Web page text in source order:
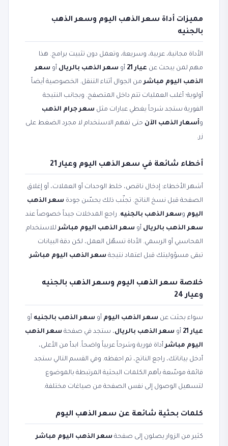
مميزات أداة سعر الذهب اليوم وسعر الذهب
بالجنيه
الأداة مجانية، عربية، وسريعة، وتعمل دون تثبيت برامج. هذا
مهم لمن يبحث عن عيار 21 أو سعر الذهب بالريال أو سعر
الذهب اليوم مباشرمن الجوال أثناء التنقل. الخصوصية أيضاً
أولوية؛ أغلب العمليات تتم داخل المتصفح. وبجانب النتيجة
الفورية ستجد شرحاً يغطي عبارات مثل سعر جرام الذهب
وأسعار الذهب الآن حتى تفهم الاستخدام لا مجرد الضغط على
زر.
أخطاء شائعة في سعر الذهب اليوم وعيار 21
أشهر الأخطاء: إدخال ناقص، خلط الوحدات أو العملات، أو إغلاق
الصفحة قبل نسخ الناتج. تجنّب ذلك يحسّن جودة سعر الذهب
اليوم وسعر الذهب بالجنيه. راجع المدخلات جيداً خصوصاً عند
سعر الذهب بالريال أو سعر الذهب اليوم مباشرللاستخدام
المحاسبي أو الرسمي. الأداة تسهّل العمل، لكن دقة البيانات
تبقى مسؤوليتك قبل اعتماد نتيجة سعر الذهب اليوم مباشر.
خلاصة سعر الذهب اليوم وسعر الذهب بالجنيه
وعيار 24
سواء بحثت عن سعر الذهب اليوم أو سعر الذهب بالجنيه أو
عيار 21
أو سعر الذهب بالريال، ستجد في صفحة سعر الذهب
اليوم مباشرأداة فورية وشرحاً عربياً واضحاً. ابدأ من الأعلى،
أدخل بياناتك، راجع الناتج، ثم احفظه. وفي القسم التالي ستجد
قائمة موسّعة بأهم الكلمات البحثية المرتبطة بالموضوع
لتسهيل الوصول إلى نفس الصفحة من صياغات مختلفة.
كلمات بحثية شائعة عن سعر الذهب اليوم
كثير من الزوار يصلون إلى صفحة سعر الذهب اليوم مباشر